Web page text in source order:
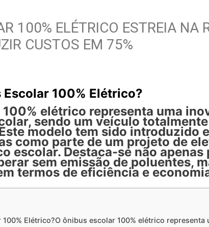
100% ELÉTRICO ESTREIA NA
CUSTOS EM 75%
Escolar 100% Elétrico?
elétrico representa uma
sendo um veículo
modelo tem sido introduzido
como parte de um projeto de
escolar. Destaca-se não apenas
sem emissão de poluentes,
termos de eficiência e
100% Elétrico?O ônibus escolar 100% elétrico